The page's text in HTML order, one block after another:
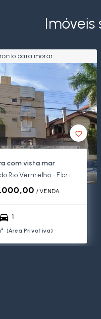
Imóveis
para morar
com vista mar
Ingleses do Rio Vermelho - Florianópolis/SC
/ VENDA
1
(Área Privativa)